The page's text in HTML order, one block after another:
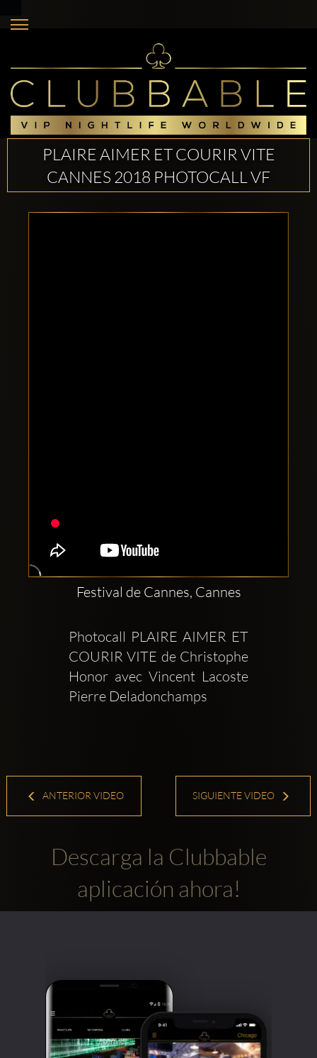
PLAIRE AIMER ET COURIR VITE
CANNES 2018 PHOTOCALL VF
Festival de Cannes, Cannes
Photocall PLAIRE AIMER ET
COURIR VITE de Christophe
Honor avec Vincent Lacoste
Pierre Deladonchamps
ANTERIOR VIDEO SIGUIENTE VIDEO
Descarga la Clubbable
aplicación ahora!